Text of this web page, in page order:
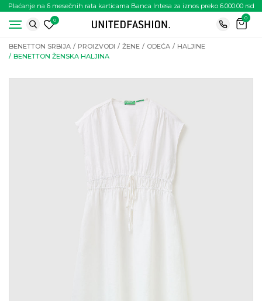
Plaćanje na 6 mesečnih rata karticama Banca Intesa za iznos preko 6.000.00 rsd
0
0
BENETTON SRBIJA PROIZVODI ŽENE ODEĆA
HALJINE
BENETTON ŽENSKA HALJINA